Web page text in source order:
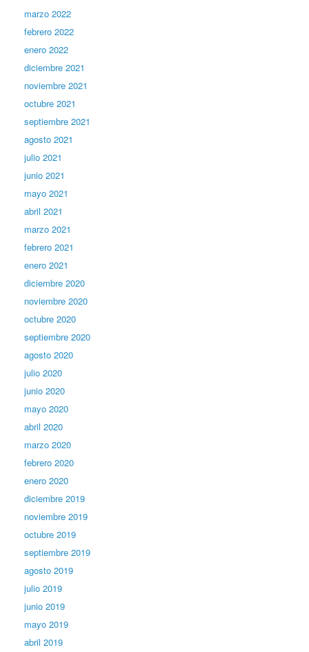
marzo 2022
febrero 2022
enero 2022
diciembre 2021
noviembre 2021
octubre 2021
septiembre 2021
agosto 2021
julio 2021
junio 2021
mayo 2021
abril 2021
marzo 2021
febrero 2021
enero 2021
diciembre 2020
noviembre 2020
octubre 2020
septiembre 2020
agosto 2020
julio 2020
junio 2020
mayo 2020
abril 2020
marzo 2020
febrero 2020
enero 2020
diciembre 2019
noviembre 2019
octubre 2019
septiembre 2019
agosto 2019
julio 2019
junio 2019
mayo 2019
abril 2019